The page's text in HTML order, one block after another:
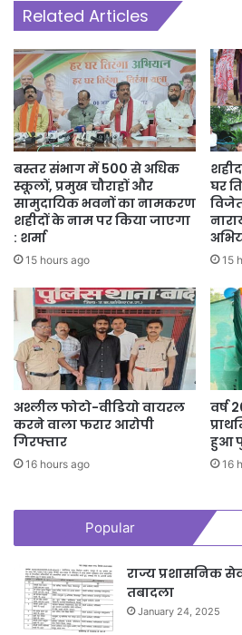
Related Articles
बस्तर संभाग में 500 से अधिक
स्कूलों, प्रमुख चौराहों और
सामुदायिक भवनों का नामकरण
शहीदों के नाम पर किया जाएगा
: शर्मा
15 hours ago
घर
15
अश्लील फोटो-वीडियो वायरल
करने वाला फरार आरोपी
गिरफ्तार
16 hours ago
वर्ष
हुआ
16
Popular
राज्य प्रशासनिक
तबादला
January 24, 2025